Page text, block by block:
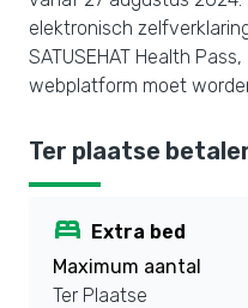
elektronisch
SATUSEHAT Health
webplatform moet
Ter plaatse
bed Extra bed
Maximum aantal
Ter Plaatse